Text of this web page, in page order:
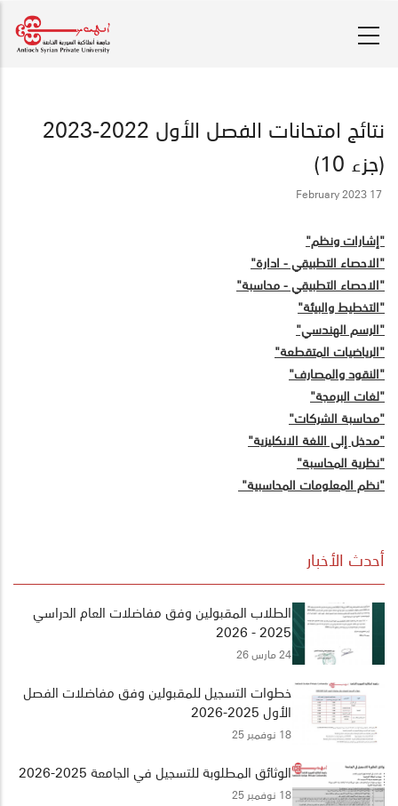
نتائج امتحانات الفصل الأول 2022-2023
(جزء 10)
17 February 2023
"إشارات ونظم"
"الاحصاء التطبيقي - ادارة"
"الاحصاء التطبيقي - محاسبة"
"التخطيط والبيئة"
"الرسم الهندسي"
"الرياضيات المتقطعة"
"النقود والمصارف"
"لغات البرمجة"
"محاسبة الشركات"
"مدخل إلى اللغة الانكليزية"
"نظرية المحاسبة"
"نظم المعلومات المحاسبية"
أحدث الأخبار
الطلاب المقبولين وفق مفاضلات العام الدراسي
2025 - 2026
24 مارس 26
خطوات التسجيل للمقبولين وفق مفاضلات الفصل
الأول 2025-2026
18 نوفمبر 25
الوثائق المطلوبة للتسجيل في الجامعة 2025-2026
18 نوفمبر 25